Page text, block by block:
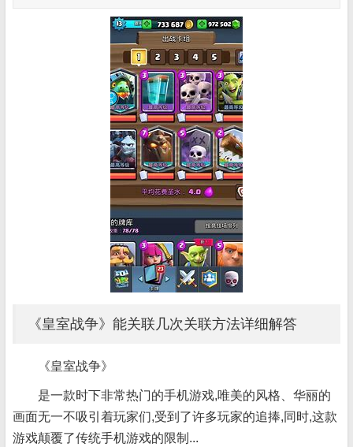
《皇室战争》能关联几次关联方法详细解答
《皇室战争》
是一款时下非常热门的手机游戏,唯美的风格、华丽的
画面无一不吸引着玩家们,受到了许多玩家的追捧,同时,这款
游戏颠覆了传统手机游戏的限制...